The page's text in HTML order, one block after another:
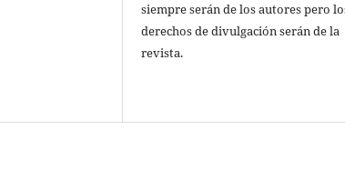
siempre serán de los autores pero
derechos de divulgación serán de la
revista.